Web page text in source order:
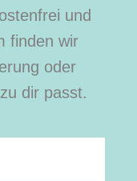
und
finden wir
oder
dir passt.